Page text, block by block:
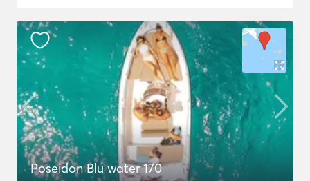
Poseidon Blu water 170